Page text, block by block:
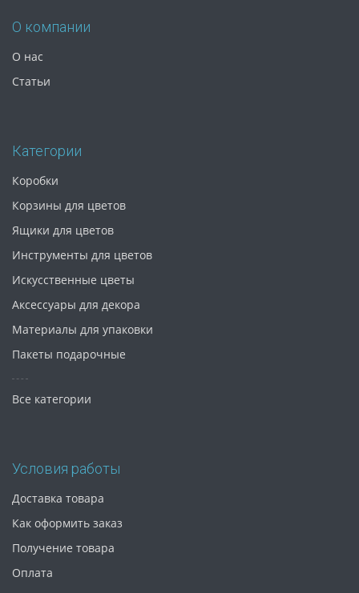
О компании
О нас
Статьи
Категории
Коробки
Корзины для цветов
Ящики для цветов
Инструменты для цветов
Искусственные цветы
Аксессуары для декора
Материалы для упаковки
Пакеты подарочные
Все категории
Условия работы
Доставка товара
Как оформить заказ
Получение товара
Оплата